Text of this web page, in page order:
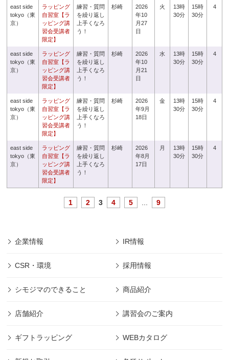
east side
tokyo（東
京）
ラッピング
自習室【ラ
ッピング講
習会受講者
限定】
練習・質問
を繰り返し
上手くなろ
う！
杉崎
2026
年10
月27
日
火
13時
30分
15時
30分
4
east side
tokyo（東
京）
ラッピング
自習室【ラ
ッピング講
習会受講者
限定】
練習・質問
を繰り返し
上手くなろ
う！
杉崎
2026
年10
月21
日
水
13時
30分
15時
30分
4
east side
tokyo（東
京）
ラッピング
自習室【ラ
ッピング講
習会受講者
限定】
練習・質問
を繰り返し
上手くなろ
う！
杉崎
2026
年9月
18日
金
13時
30分
15時
30分
4
east side
tokyo（東
京）
ラッピング
自習室【ラ
ッピング講
習会受講者
限定】
練習・質問
を繰り返し
上手くなろ
う！
杉崎
2026
年8月
17日
月
13時
30分
15時
30分
4
1 2 3 4 5 9
企業情報 IR情報
CSR・環境 採用情報
シモジマのできること 商品紹介
店舗紹介 講習会のご案内
ギフトラッピング WEBカタログ